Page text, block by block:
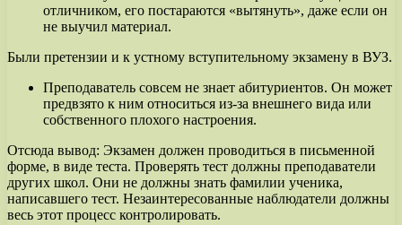
отличником, его постараются «вытянуть», даже если он
не выучил материал.
Были претензии и к устному вступительному экзамену в ВУЗ.
Преподаватель совсем не знает абитуриентов. Он может
предвзято к ним относиться из-за внешнего вида или
собственного плохого настроения.
Отсюда вывод: Экзамен должен проводиться в письменной
форме, в виде теста. Проверять тест должны преподаватели
других школ. Они не должны знать фамилии ученика,
написавшего тест. Незаинтересованные наблюдатели должны
весь этот процесс контролировать.